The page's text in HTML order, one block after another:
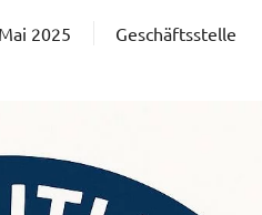
2025 Geschäftsstelle